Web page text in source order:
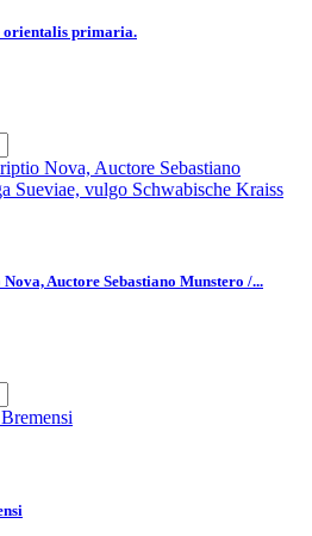
orientalis primaria.
Auctore Sebastiano Munstero /...